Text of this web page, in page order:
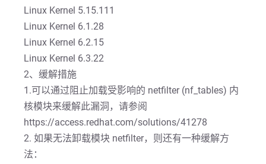
Linux Kernel 5.15.111
Linux Kernel 6.1.28
Linux Kernel 6.2.15
Linux Kernel 6.3.22
2、缓解措施
1.可以通过阻止加载受影响的 netfilter (nf_tables) 内
核模块来缓解此漏洞，请参阅
https://access.redhat.com/solutions/41278
2. 如果无法卸载模块 netfilter，则还有一种缓解方
法：